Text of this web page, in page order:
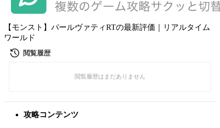
【モンスト】パールヴァティRTの最新評価｜リアルタイム
ワールド
攻略コンテンツ